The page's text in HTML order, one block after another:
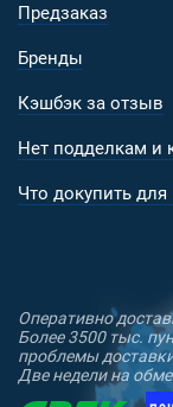
Предзаказ
Бренды
Кэшбэк за отзыв
Нет подделкам и
Что докупить для
Оперативно
Более 3500 тыс.
проблемы
Две недели на